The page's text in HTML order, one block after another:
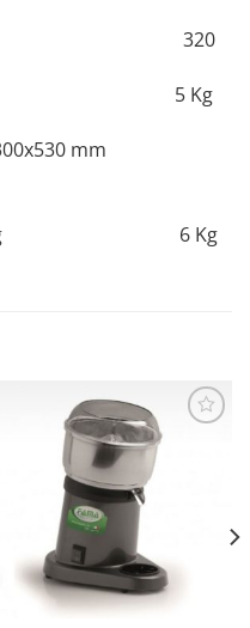
320
Kg 5 Kg
mm
Kg 6 Kg